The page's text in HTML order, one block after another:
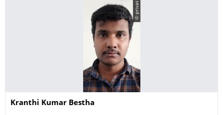
© privat
Name
Kranthi Kumar Bestha